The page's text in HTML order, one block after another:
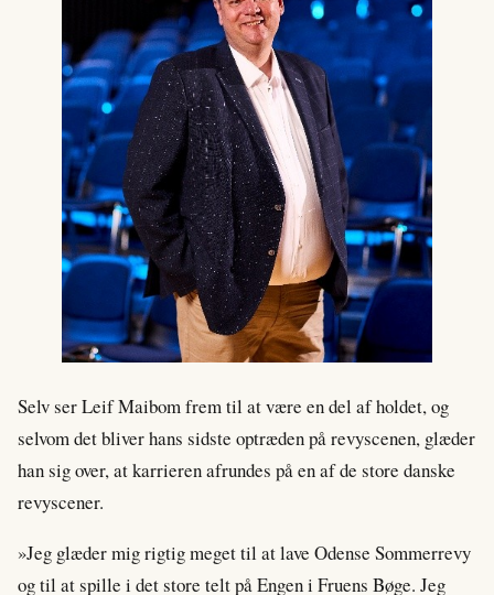
Selv ser Leif Maibom frem til at være en del af holdet, og
selvom det bliver hans sidste optræden på revyscenen, glæder
han sig over, at karrieren afrundes på en af de store danske
revyscener.
»Jeg glæder mig rigtig meget til at lave Odense Sommerrevy
og til at spille i det store telt på Engen i Fruens Bøge. Jeg